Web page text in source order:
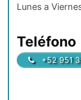
Lunes a
Teléfono
+52 951